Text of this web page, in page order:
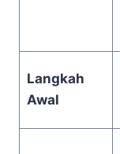
Langkah
Awal